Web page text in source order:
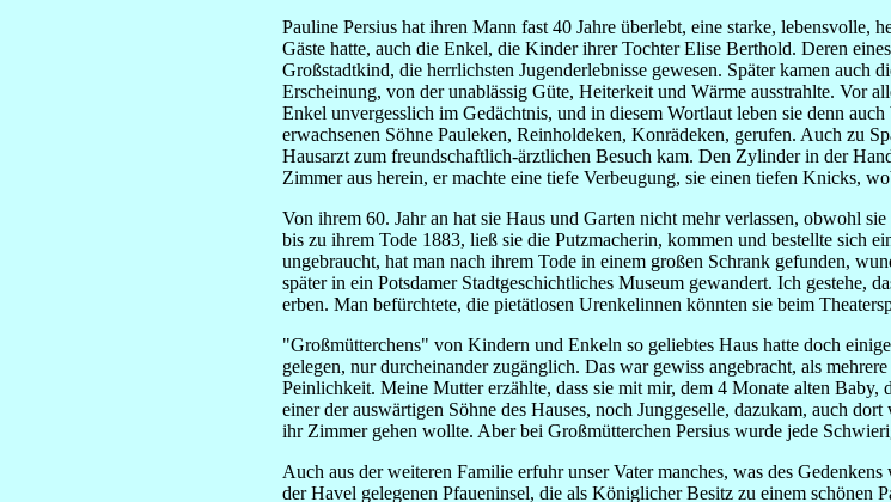
Pauline Persius hat ihren Mann fast 40 Jahre überlebt, eine starke,
Gäste hatte, auch die Enkel, die Kinder ihrer Tochter Elise Berthold. Deren
Großstadtkind, die herrlichsten Jugenderlebnisse gewesen. Später kamen
Erscheinung, von der unablässig Güte, Heiterkeit und Wärme ausstrahlte. Vor
Enkel unvergesslich im Gedächtnis, und in diesem Wortlaut leben sie denn
erwachsenen Söhne Pauleken, Reinholdeken, Konrädeken, gerufen. Auch zu
Hausarzt zum freundschaftlich-ärztlichen Besuch kam. Den Zylinder in der
Zimmer aus herein, er machte eine tiefe Verbeugung, sie einen tiefen Knicks,
Von ihrem 60. Jahr an hat sie Haus und Garten nicht mehr verlassen, obwohl
bis zu ihrem Tode 1883, ließ sie die Putzmacherin, kommen und bestellte sich
ungebraucht, hat man nach ihrem Tode in einem großen Schrank gefunden,
später in ein Potsdamer Stadtgeschichtliches Museum gewandert. Ich gestehe,
erben. Man befürchtete, die pietätlosen Urenkelinnen könnten sie beim
"Großmütterchens" von Kindern und Enkeln so geliebtes Haus hatte doch
gelegen, nur durcheinander zugänglich. Das war gewiss angebracht, als
Peinlichkeit. Meine Mutter erzählte, dass sie mit mir, dem 4 Monate alten
einer der auswärtigen Söhne des Hauses, noch Junggeselle, dazukam, auch
ihr Zimmer gehen wollte. Aber bei Großmütterchen Persius wurde jede
Auch aus der weiteren Familie erfuhr unser Vater manches, was des
der Havel gelegenen Pfaueninsel, die als Königlicher Besitz zu einem schönen